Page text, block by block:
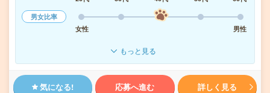
男女比率
女性
男性
もっと見る
気になる! 応募へ進む 詳しく見る